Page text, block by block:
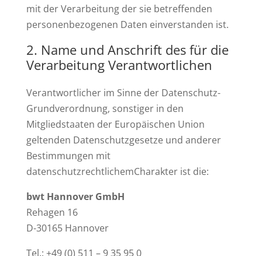
mit der Verarbeitung der sie betreffenden
personenbezogenen Daten einverstanden ist.
Name und Anschrift des für die
Verarbeitung Verantwortlichen
Verantwortlicher im Sinne der Datenschutz-
Grundverordnung, sonstiger in den
Mitgliedstaaten der Europäischen Union
geltenden Datenschutzgesetze und anderer
Bestimmungen mit
datenschutzrechtlichemCharakter ist die:
bwt Hannover GmbH
Rehagen 16
D-30165 Hannover
Tel.: +49 (0) 511 – 9 35 95 0